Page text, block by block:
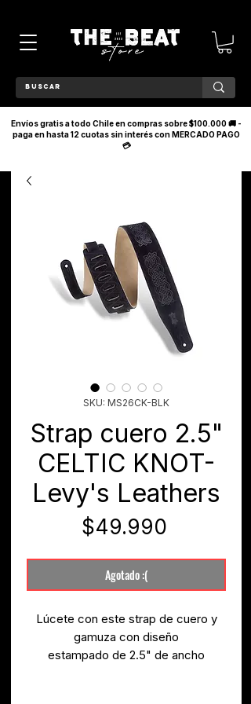
Envíos gratis a todo Chile en compras sobre $100.000 🚚 -
paga en hasta 12 cuotas sin interés con MERCADO PAGO
💳
SKU: MS26CK-BLK
Strap cuero 2.5"
CELTIC KNOT-
Levy's Leathers
$49.990
Agotado :(
Lúcete con este strap de cuero y
gamuza con diseño
estampado de 2.5" de ancho